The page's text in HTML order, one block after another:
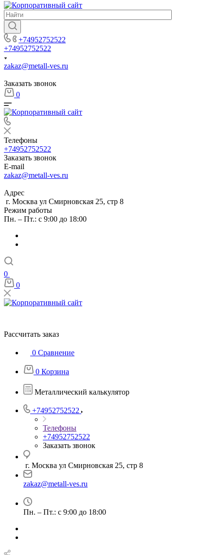
+74952752522
+74952752522
zakaz@metall-ves.ru
Заказать звонок
0
Телефоны
+74952752522
Заказать звонок
E-mail
zakaz@metall-ves.ru
Адрес
г. Москва ул Смирновская 25, стр 8
Режим работы
Пн. – Пт.: с 9:00 до 18:00
0
0
Рассчитать заказ
0 Сравнение
0 Корзина
Металлический калькулятор
+74952752522
Телефоны
+74952752522
Заказать звонок
г. Москва ул Смирновская 25, стр 8
zakaz@metall-ves.ru
Пн. – Пт.: с 9:00 до 18:00